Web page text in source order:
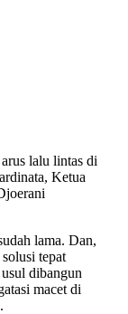
lalu lintas di
Ketua
lama. Dan,
tepat
dibangun
macet di